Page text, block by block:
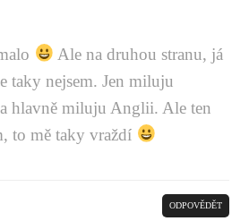
Ale na druhou stranu, já
taky nejsem. Jen miluju
hlavně miluju Anglii. Ale ten
to mě taky vraždí
ODPOVĚDĚT